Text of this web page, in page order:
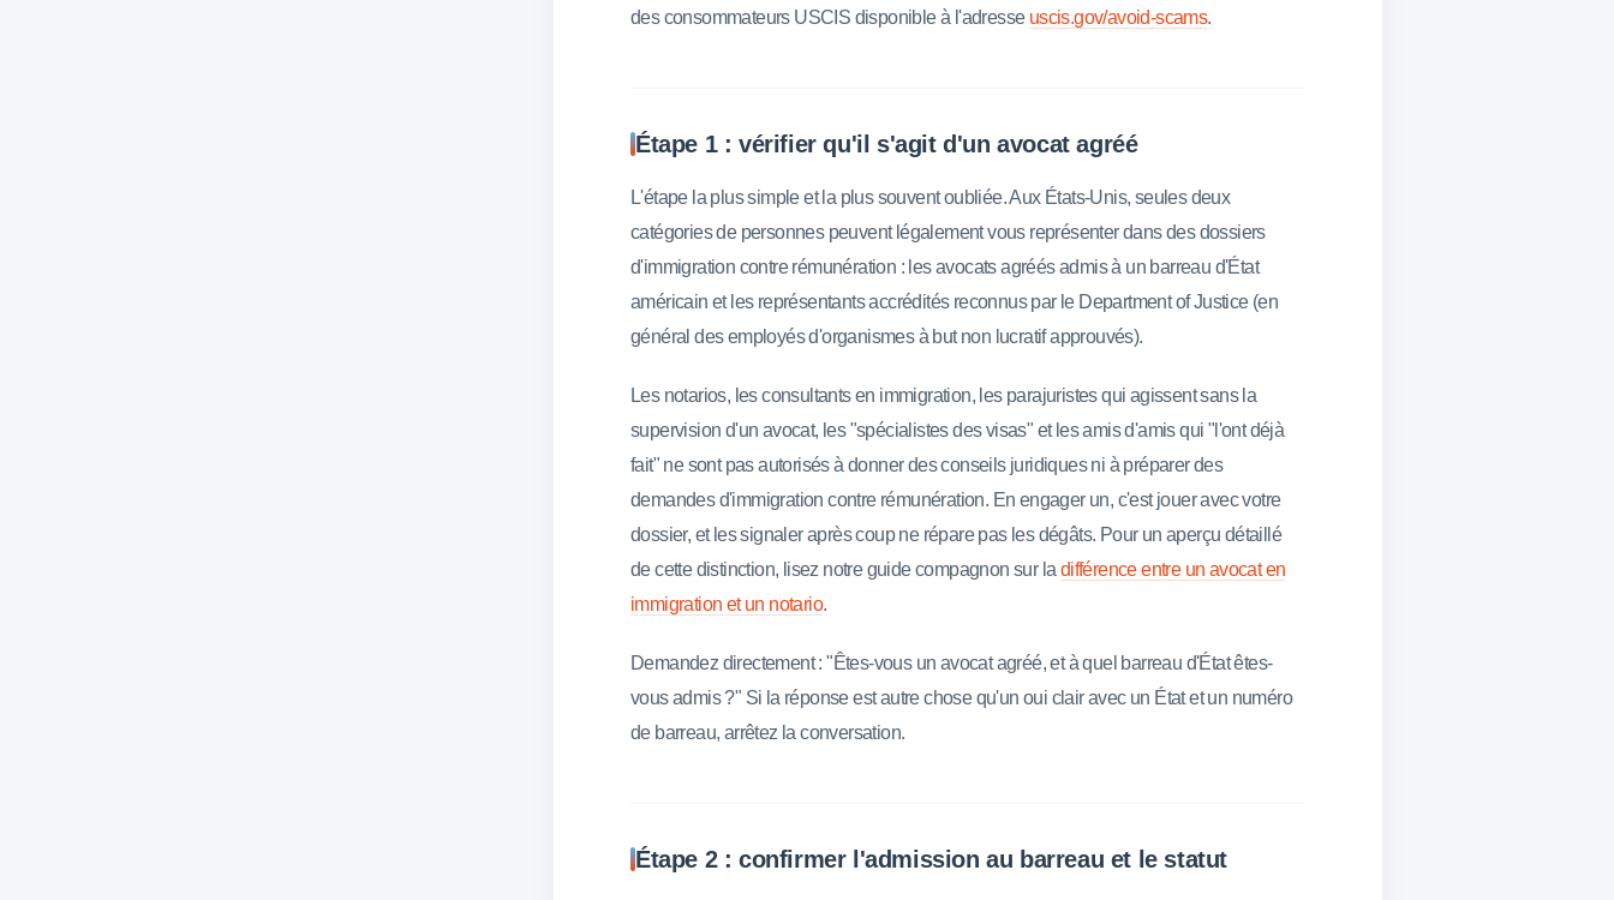
des consommateurs USCIS disponible à l'adresse uscis.gov/avoid-scams.
Étape 1 : vérifier qu'il s'agit d'un avocat agréé
L'étape la plus simple et la plus souvent oubliée. Aux États-Unis, seules deux
catégories de personnes peuvent légalement vous représenter dans des dossiers
d'immigration contre rémunération : les avocats agréés admis à un barreau d'État
américain et les représentants accrédités reconnus par le Department of Justice (en
général des employés d'organismes à but non lucratif approuvés).
Les notarios, les consultants en immigration, les parajuristes qui agissent sans la
supervision d'un avocat, les "spécialistes des visas" et les amis d'amis qui "l'ont déjà
fait" ne sont pas autorisés à donner des conseils juridiques ni à préparer des
demandes d'immigration contre rémunération. En engager un, c'est jouer avec votre
dossier, et les signaler après coup ne répare pas les dégâts. Pour un aperçu détaillé
de cette distinction, lisez notre guide compagnon sur la différence entre un avocat en
immigration et un notario.
Demandez directement : "Êtes-vous un avocat agréé, et à quel barreau d'État êtes-
vous admis ?" Si la réponse est autre chose qu'un oui clair avec un État et un numéro
de barreau, arrêtez la conversation.
Étape 2 : confirmer l'admission au barreau et le statut